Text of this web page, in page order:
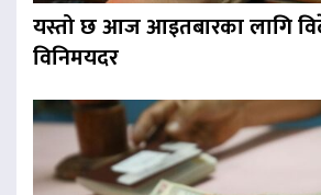
यस्तो छ आज आइतबारका लागि
विनिमयदर